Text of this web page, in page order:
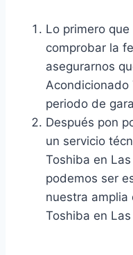
Lo primero
comprobar la
asegurarnos
periodo de
Después pon
un servicio
Toshiba en
podemos ser
nuestra amplia
Toshiba en